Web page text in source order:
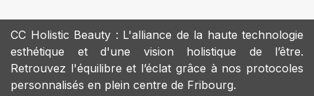
CC Holistic Beauty : L'alliance de la haute technologie
esthétique et d'une vision holistique de l’être.
Retrouvez l'équilibre et l’éclat grâce à nos protocoles
personnalisés en plein centre de Fribourg.